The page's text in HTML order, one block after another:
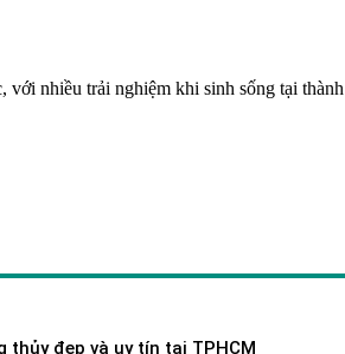
nhiều trải nghiệm khi sinh sống tại
thủy đẹp và uy tín tại TPHCM